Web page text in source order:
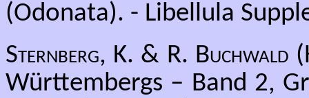
(Odonata). - Libellula
Sternberg, K. & R. Buchwald
Württembergs – Band 2,